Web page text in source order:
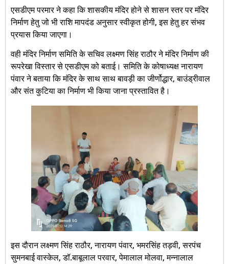
एसडीएम परमार ने कहा कि शासकीय मंदिर होने से शासन स्तर पर मंदिर
निर्माण हेतु जो भी राशि मापदंड अनुसार स्वीकृत होगी, इस हेतु हर संभव
प्रयास किया जाएगा।
वही मंदिर निर्माण समिति के सचिव लक्ष्मण सिंह राठौर ने मंदिर निर्माण की
रूपरेखा विस्तार से एसडीएम को बताई। समिति के कोषाध्यक्ष नारायण
पंवार ने बताया कि मंदिर के साथ साथ बावड़ी का जीर्णोद्धार, बाउंड्रीवाल
और संत कुटिया का निर्माण भी किया जाना प्रस्तावित है।
इस दौरान लक्ष्मण सिंह राठौर, नारायण पंवार, भमरसिंह तड़वी, सरपंच
सुमनबाई वास्केल, डॉ.बाबूलाल परवार, पेमालाल मोलवा, मन्नालाल